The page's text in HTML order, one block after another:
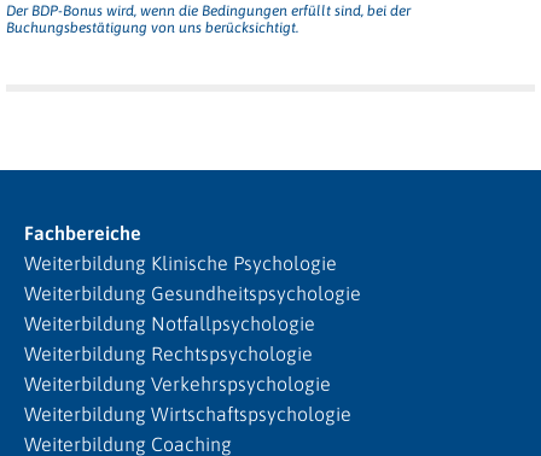
Der BDP-Bonus wird, wenn die Bedingungen erfüllt sind, bei der
Buchungsbestätigung von uns berücksichtigt.
Fachbereiche
Weiterbildung Klinische Psychologie
Weiterbildung Gesundheitspsychologie
Weiterbildung Notfallpsychologie
Weiterbildung Rechtspsychologie
Weiterbildung Verkehrspsychologie
Weiterbildung Wirtschaftspsychologie
Weiterbildung Coaching